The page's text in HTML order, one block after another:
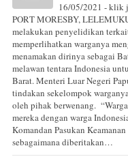
16/05/2021 - klik
PORT MORESBY,
melakukan penyelidikan
memperlihatkan warganya
menamakan dirinya sebagai
melawan tentara Indonesia
Barat. Menteri Luar Negeri
tindakan sekelompok
oleh pihak berwenang.
mereka dengan warga
Komandan Pasukan
sebagaimana diberitakan…